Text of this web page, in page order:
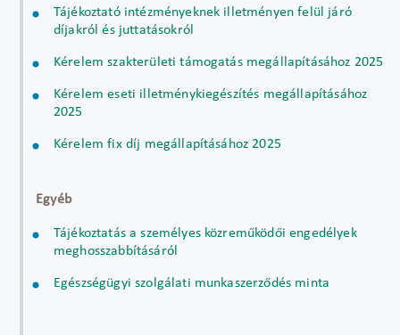
Tájékoztató intézményeknek illetményen felül járó
díjakról és juttatásokról
Kérelem szakterületi támogatás megállapításához 2025
Kérelem eseti illetménykiegészítés megállapításához
2025
Kérelem fix díj megállapításához 2025
Egyéb
Tájékoztatás a személyes közreműködői engedélyek
meghosszabbításáról
Egészségügyi szolgálati munkaszerződés minta